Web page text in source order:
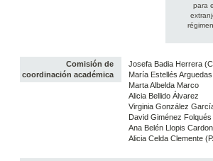
para
Comisión de
coordinación académica
Josefa Badia Herrera
María Estellés
Marta Albelda Marco
Alicia Bellido Álvarez
Virginia González
David Giménez Folqués
Ana Belén Llopis
Alicia Celda Clemente